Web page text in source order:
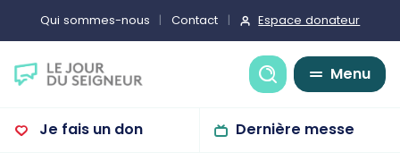
Qui sommes-nous Contact Espace donateur
Recherche
Menu
Je fais un don Dernière messe